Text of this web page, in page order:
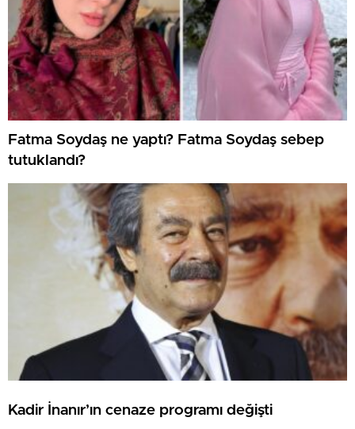
Fatma Soydaş ne yaptı? Fatma Soydaş sebep
tutuklandı?
Kadir İnanır’ın cenaze programı değişti